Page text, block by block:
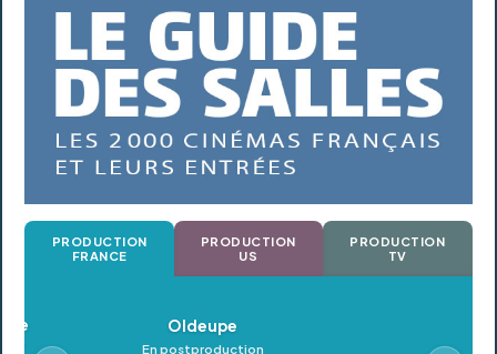
PRODUCTION
FRANCE
PRODUCTION
US
PRODUCTION
TV
Oldeupe
En postproduction